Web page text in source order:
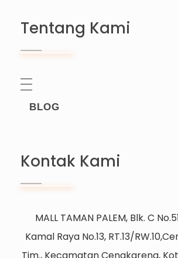
Tentang Kami
BLOG
Kontak Kami
MALL TAMAN PALEM, Blk. C
Kamal Raya No.13, RT.13/
Tim., Kecamatan Cengkareng,